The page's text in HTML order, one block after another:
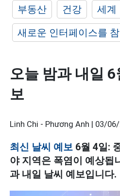
부동산
건강 세계
새로운 인터페이스를
오늘 밤과 내일 6
보
Linh Chi - Phương Anh | 03/
최신 날씨 예보 6월 4일:
야 지역은 폭염이 예상됩
과 내일 날씨 예보입니다.